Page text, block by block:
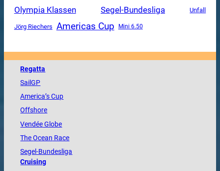
Olympia Klassen Segel-Bundesliga Unfall
Jörg Riechers Americas Cup Mini 6.50
Regatta
SailGP
America’s Cup
Offshore
VendéeGlobe
TheOcean Race
Segel-Bundesliga
Cruising